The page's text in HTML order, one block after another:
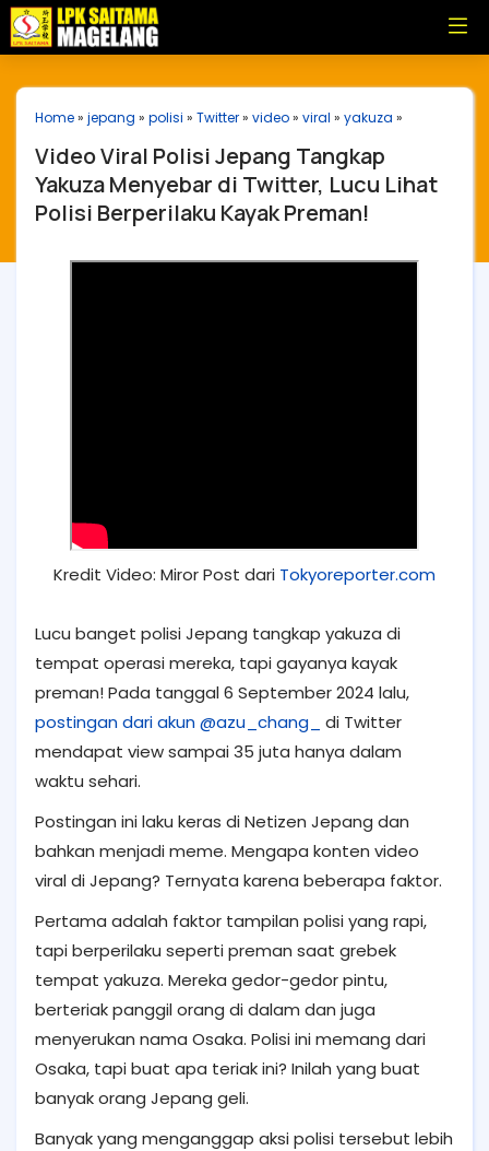
Home» jepang » polisi » Twitter» video» viral » yakuza »
Video Viral Polisi Jepang Tangkap
Yakuza Menyebar di Twitter, Lucu Lihat
Polisi Berperilaku Kayak Preman!
Kredit Video: Miror Post dari Tokyoreporter.com
Lucu banget polisi Jepang tangkap yakuza di
tempat operasi mereka, tapi gayanya kayak
preman! Pada tanggal 6 September 2024 lalu,
postingan dari akun @azu_chang_
di Twitter
mendapat view sampai 35 juta hanya dalam
waktu sehari.
Postingan ini laku keras di Netizen Jepang dan
bahkan menjadi meme. Mengapa konten video
viral di Jepang? Ternyata karena beberapa faktor.
Pertama adalah faktor tampilan polisi yang rapi,
tapi berperilaku seperti preman saat grebek
tempat yakuza. Mereka gedor-gedor pintu,
berteriak panggil orang di dalam dan juga
menyerukan nama Osaka. Polisi ini memang dari
Osaka, tapi buat apa teriak ini? Inilah yang buat
banyak orang Jepang geli.
Banyak yang menganggap aksi polisi tersebut lebih